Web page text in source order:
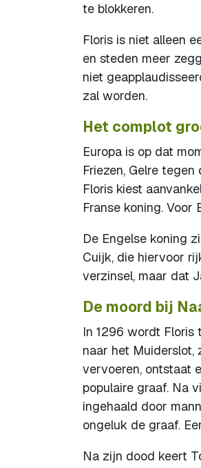
te blokkeren.
Floris is niet alleen
en steden meer
niet
zal worden.
Het complot
Europa is op dat
Friezen, Gelre
Floris kiest
Franse koning. Voor
De Engelse koning
Cuijk, die hiervoor
verzinsel, maar dat
De moord bij
In 1296 wordt Floris
naar het Muiderslot,
vervoeren, ontstaat
populaire graaf. Na
ingehaald door
ongeluk de graaf.
Na zijn dood keert